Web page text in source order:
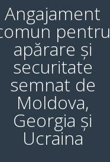
Angajament
pentru
apărare și
securitate
semnat de
Moldova,
Georgia și
Ucraina